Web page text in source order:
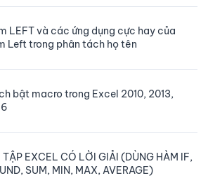
LEFT và các ứng dụng cực hay của
Left trong phân tách họ tên
bật macro trong Excel 2010, 2013,
TẬP EXCEL CÓ LỜI GIẢI (DÙNG HÀM IF,
SUM, MIN, MAX, AVERAGE)